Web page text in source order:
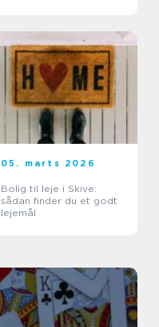
05. marts 2026
Bolig til leje i Skive:
sådan finder du et godt
lejemål